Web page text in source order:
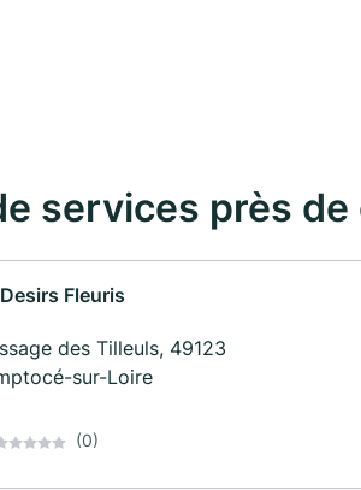
services près de
Fleuris
des Tilleuls, 49123
sur-Loire
(0)